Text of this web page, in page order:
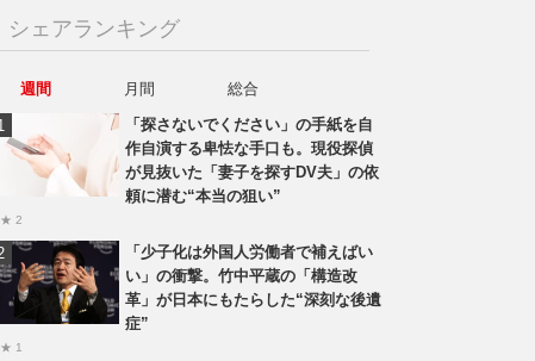
シェアランキング
週間 月間
総合
「探さないでください」の手紙を自
作自演する卑怯な手口も。現役探偵
が見抜いた「妻子を探すDV夫」の依
頼に潜む“本当の狙い”
★ 2
「少子化は外国人労働者で補えばい
い」の衝撃。竹中平蔵の「構造改
革」が日本にもたらした“深刻な後遺
症”
★ 1